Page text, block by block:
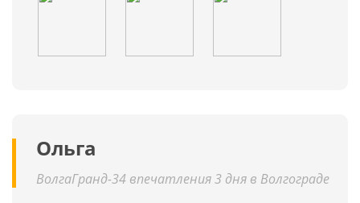
Ольга
ВолгаГранд-34 впечатления 3 дня в Волгограде